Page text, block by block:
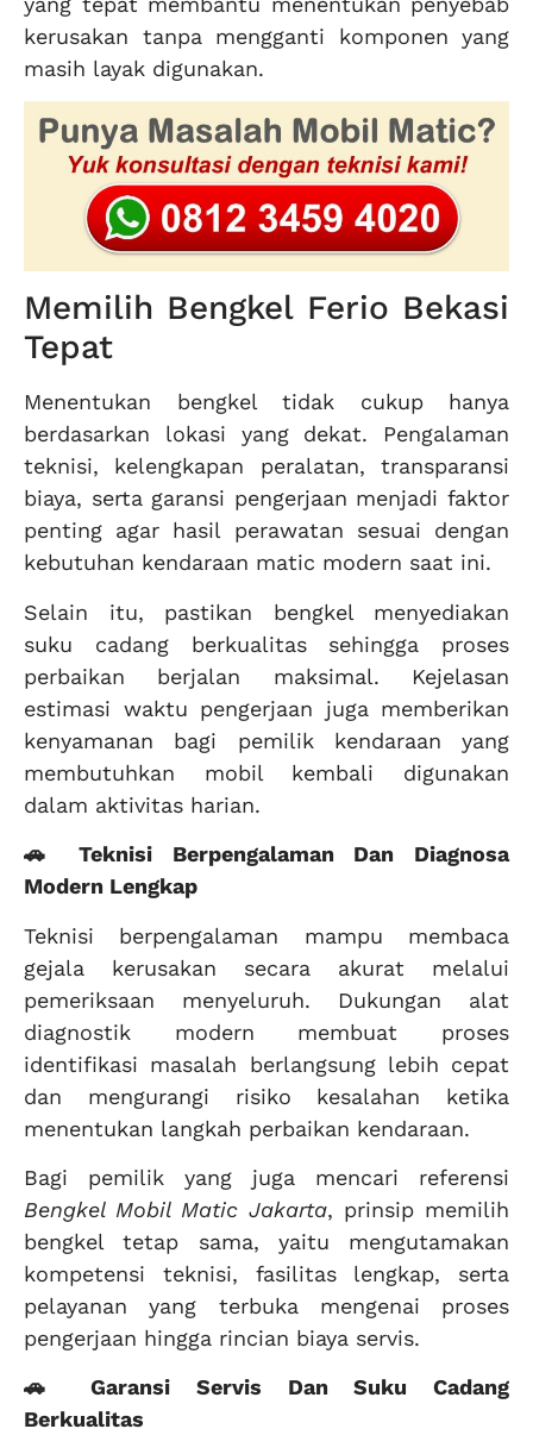
kerusakan tanpa mengganti komponen yang
masih layak digunakan.
Memilih Bengkel Ferio Bekasi
Tepat
Menentukan bengkel tidak cukup hanya
berdasarkan lokasi yang dekat. Pengalaman
teknisi, kelengkapan peralatan, transparansi
biaya, serta garansi pengerjaan menjadi faktor
penting agar hasil perawatan sesuai dengan
kebutuhan kendaraan matic modern saat ini.
Selain itu, pastikan bengkel menyediakan
suku cadang berkualitas sehingga proses
perbaikan berjalan maksimal. Kejelasan
estimasi waktu pengerjaan juga memberikan
kenyamanan bagi pemilik kendaraan yang
membutuhkan mobil kembali digunakan
dalam aktivitas harian.
🚗 Teknisi Berpengalaman Dan Diagnosa
Modern Lengkap
Teknisi berpengalaman mampu membaca
gejala kerusakan secara akurat melalui
pemeriksaan menyeluruh. Dukungan alat
diagnostik modern membuat proses
identifikasi masalah berlangsung lebih cepat
dan mengurangi risiko kesalahan ketika
menentukan langkah perbaikan kendaraan.
Bagi pemilik yang juga mencari referensi
Bengkel Mobil Matic Jakarta, prinsip memilih
bengkel tetap sama, yaitu mengutamakan
kompetensi teknisi, fasilitas lengkap, serta
pelayanan yang terbuka mengenai proses
pengerjaan hingga rincian biaya servis.
🚗 Garansi Servis Dan Suku Cadang
Berkualitas